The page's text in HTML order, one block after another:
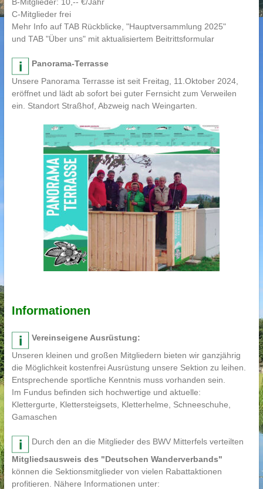
C-Mitglieder frei
Mehr Info auf TAB Rückblicke, "Hauptversammlung 2025"
und TAB "Über uns" mit aktualisiertem Beitrittsformular
Panorama-Terrasse
Unsere Panorama Terrasse ist seit Freitag, 11.Oktober 2024,
eröffnet und lädt ab sofort bei guter Fernsicht zum Verweilen
ein. Standort Straßhof, Abzweig nach Weingarten.
Informationen
Vereinseigene Ausrüstung:
Unseren kleinen und großen Mitgliedern bieten wir ganzjährig
die Möglichkeit kostenfrei Ausrüstung unsere Sektion zu leihen.
Entsprechende sportliche Kenntnis muss vorhanden sein.
Im Fundus befinden sich hochwertige und aktuelle:
Klettergurte, Klettersteigsets, Kletterhelme, Schneeschuhe,
Gamaschen
Durch den an die Mitglieder des BWV Mitterfels verteilten
Mitgliedsausweis des "Deutschen Wanderverbands"
können die Sektionsmitglieder von vielen Rabattaktionen
profitieren. Nähere Informationen unter: